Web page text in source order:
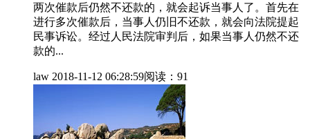
两次催款后仍然不还款的，就会起诉当事人了。首先在
进行多次催款后，当事人仍旧不还款，就会向法院提起
民事诉讼。经过人民法院审判后，如果当事人仍然不还
款的...
law 2018-11-12 06:28:59阅读：91